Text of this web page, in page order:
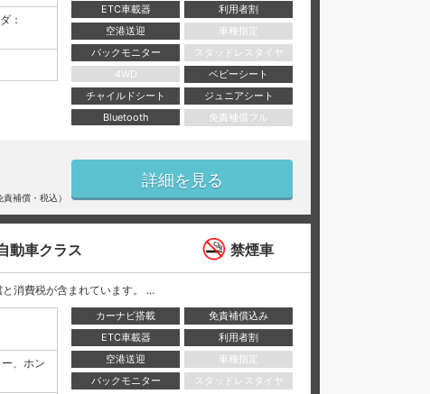
：
ETC車載器
利用者割
空港送迎
車種指定
バックモニター
スタッドレスタイヤ
4WD
ベビーシート
チャイルドシート
ジュニアシート
Bluetooth
免責補償フル
責補償・税込）
詳細を見る
動車クラス 禁煙車
消費税が含まれています。 ...
、ホン
カーナビ搭載
免責補償込み
ETC車載器
利用者割
空港送迎
車種指定
バックモニター
スタッドレスタイヤ